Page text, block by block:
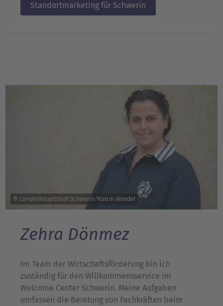
Standortmarketing für Schwerin
© Landeshauptstadt Schwerin/Katrin Wendel
Zehra Dönmez
Im Team der Wirtschaftsförderung bin ich
zuständig für den Willkommensservice im
Welcome Center Schwerin. Meine Aufgaben
umfassen die Beratung von Fachkräften beim